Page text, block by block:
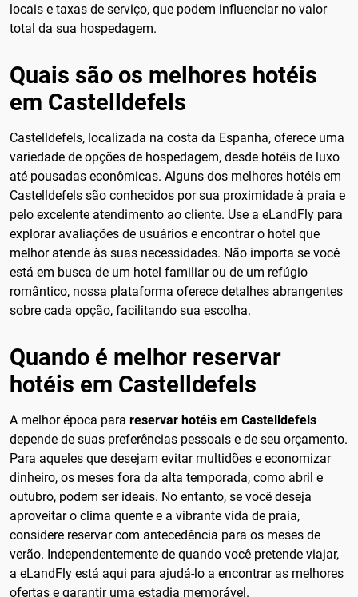
locais e taxas de serviço, que podem influenciar no valor
total da sua hospedagem.
Quais são os melhores hotéis
em Castelldefels
Castelldefels, localizada na costa da Espanha, oferece uma
variedade de opções de hospedagem, desde hotéis de luxo
até pousadas econômicas. Alguns dos melhores hotéis em
Castelldefels são conhecidos por sua proximidade à praia e
pelo excelente atendimento ao cliente. Use a eLandFly para
explorar avaliações de usuários e encontrar o hotel que
melhor atende às suas necessidades. Não importa se você
está em busca de um hotel familiar ou de um refúgio
romântico, nossa plataforma oferece detalhes abrangentes
sobre cada opção, facilitando sua escolha.
Quando é melhor reservar
hotéis em Castelldefels
A melhor época para reservar hotéis em Castelldefels
depende de suas preferências pessoais e de seu orçamento.
Para aqueles que desejam evitar multidões e economizar
dinheiro, os meses fora da alta temporada, como abril e
outubro, podem ser ideais. No entanto, se você deseja
aproveitar o clima quente e a vibrante vida de praia,
considere reservar com antecedência para os meses de
verão. Independentemente de quando você pretende viajar,
a eLandFly está aqui para ajudá-lo a encontrar as melhores
ofertas e garantir uma estadia memorável.